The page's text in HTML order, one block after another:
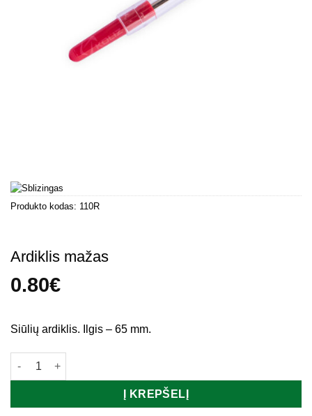
Produkto kodas: 110R
Ardiklis mažas
0.80€
Siūlių ardiklis. Ilgis – 65 mm.
produkto kiekis: Ardiklis mažas
Į KREPŠELĮ